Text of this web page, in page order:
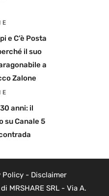
e C’è Posta
il suo
a
Zalone
anni: il
su Canale 5
Policy- Disclaimer
MRSHARE SRL - Via A.